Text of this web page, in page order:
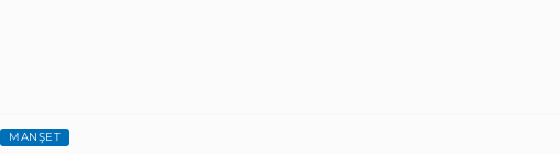
MANŞET